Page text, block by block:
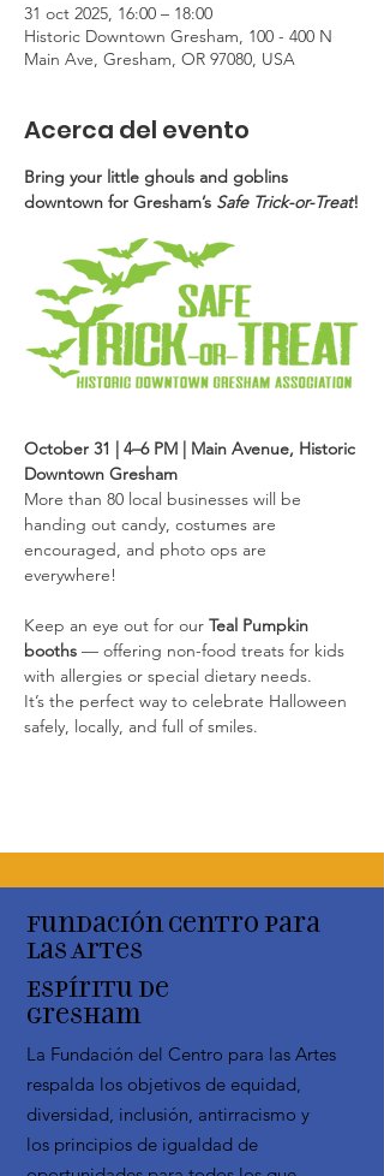
31 oct 2025, 16:00 – 18:00
Historic Downtown Gresham, 100 - 400 N
Main Ave, Gresham, OR 97080, USA
Acerca del evento
Bring your little ghouls and goblins
downtown for Gresham’s Safe Trick-or-Treat!
October 31 | 4–6 PM | Main Avenue, Historic
Downtown Gresham
More than 80 local businesses will be
handing out candy, costumes are
encouraged, and photo ops are
everywhere!
Keep an eye out for our Teal Pumpkin
booths — offering non-food treats for kids
with allergies or special dietary needs.
It’s the perfect way to celebrate Halloween
safely, locally, and full of smiles.
Fundación Centro para
las Artes
Espíritu de
Gresham
La Fundación del Centro para las Artes
respalda los objetivos de equidad,
diversidad, inclusión, antirracismo y
los principios de igualdad de